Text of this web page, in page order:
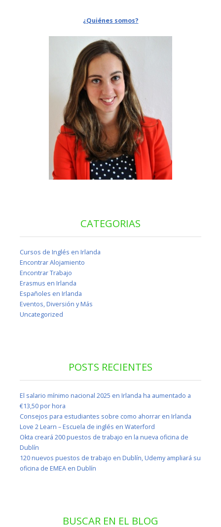
¿Quiénes somos?
CATEGORIAS
Cursos de Inglés en Irlanda
Encontrar Alojamiento
Encontrar Trabajo
Erasmus en Irlanda
Españoles en Irlanda
Eventos, Diversión y Más
Uncategorized
POSTS RECIENTES
El salario mínimo nacional 2025 en Irlanda ha aumentado a
€13,50 por hora
Consejos para estudiantes sobre como ahorrar en Irlanda
Love 2 Learn – Escuela de inglés en Waterford
Okta creará 200 puestos de trabajo en la nueva oficina de
Dublín
120 nuevos puestos de trabajo en Dublín, Udemy ampliará su
oficina de EMEA en Dublín
BUSCAR EN EL BLOG